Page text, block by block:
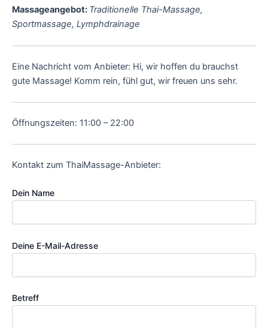
Massageangebot: Traditionelle Thai-Massage,
Sportmassage, Lymphdrainage
Eine Nachricht vom Anbieter: Hi, wir hoffen du brauchst
gute Massage! Komm rein, fühl gut, wir freuen uns sehr.
Öffnungszeiten: 11:00 – 22:00
Kontakt zum ThaiMassage-Anbieter:
Dein Name
Deine E-Mail-Adresse
Betreff